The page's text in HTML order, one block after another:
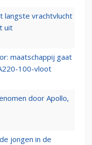
langste vrachtvlucht
uit
maatschappij gaat
100-vloot
door Apollo,
jongen in de